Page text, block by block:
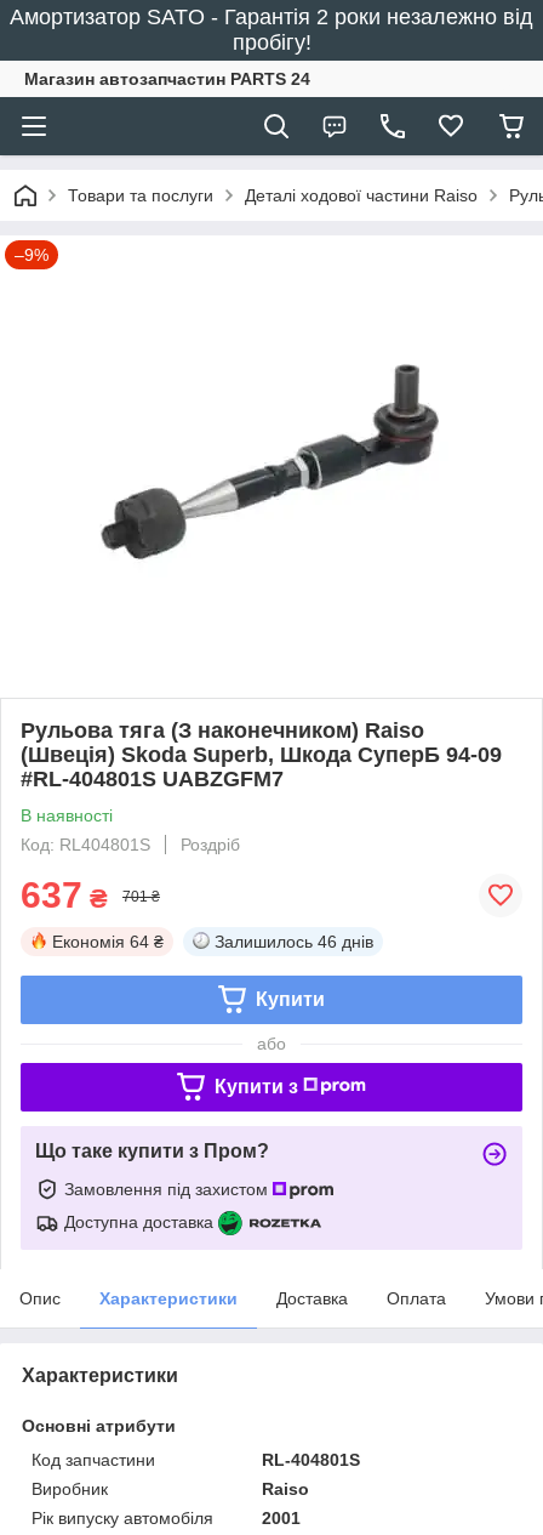
Амортизатор SATO - Гарантія 2 роки незалежно від
пробігу!
Магазин автозапчастин PARTS 24
Товари та послуги Деталі ходової частини Raiso
–9%
Рульова тяга (З наконечником) Raiso
(Швеція) Skoda Superb, Шкода СуперБ 94-09
#RL-404801S UABZGFM7
В наявності
Код: RL404801S
Роздріб
637 ₴ 701 ₴
Економія 64 ₴ Залишилось 46 днів
Купити
або
Купити з
Що таке купити з Пром?
Замовлення під захистом
Доступна доставка
Опис Характеристики Доставка Оплата Умови
Характеристики
Основні атрибути
Код запчастини
RL-404801S
Виробник
Raiso
Рік випуску автомобіля
2001